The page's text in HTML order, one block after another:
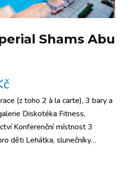
Shams Abu
(z toho 2 à la carte), 3 bary a
Diskotéka Fitness,
Konferenční místnost 3
děti Lehátka, slunečníky…